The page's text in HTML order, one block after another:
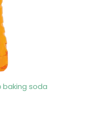
baking soda